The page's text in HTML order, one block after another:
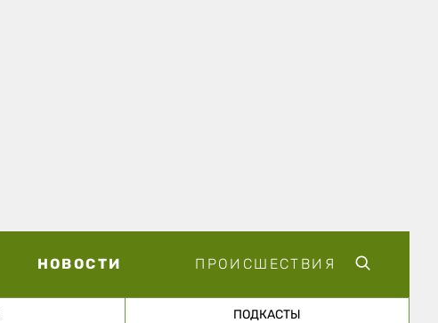
НОВОСТИ ПРОИСШЕСТВИЯ
ПОДКАСТЫ